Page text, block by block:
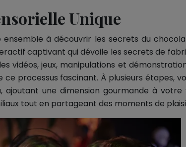
Unique
ensemble à découvrir les secrets du
captivant qui dévoile les secrets de
vidéos, jeux, manipulations et
processus fascinant. À plusieurs étapes,
ajoutant une dimension gourmande à votre
tout en partageant des moments de